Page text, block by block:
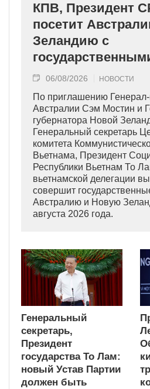
КПВ, Президент
посетит
Зеландию с
06/08/2026 НОВОСТИ
По приглашению Генерал-
Австралии Сэм Мостин и
губернатора Новой
Генеральный секретарь
комитета
Вьетнама, Президент
Республики Вьетнам То
вьетнамской делегации
совершит
Австралию и Новую
августа 2026 года.
Генеральный
секретарь,
Президент
государства То Лам:
новый Устав Партии
должен быть